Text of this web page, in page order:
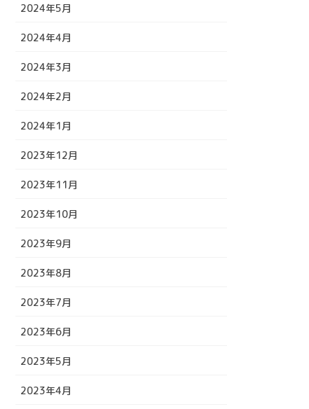
2024年5月
2024年4月
2024年3月
2024年2月
2024年1月
2023年12月
2023年11月
2023年10月
2023年9月
2023年8月
2023年7月
2023年6月
2023年5月
2023年4月